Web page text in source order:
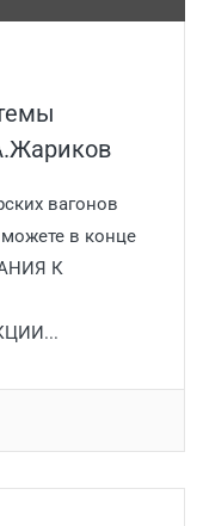
вагонов
можете в конце
К